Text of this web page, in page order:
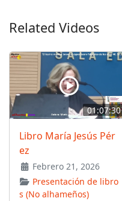
Related Videos
01:07:30
Libro María Jesús Pér
ez
Febrero 21, 2026
Presentación de libro
s (No alhameños)